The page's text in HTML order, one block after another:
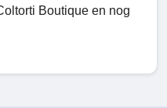
Boutiquе en nog